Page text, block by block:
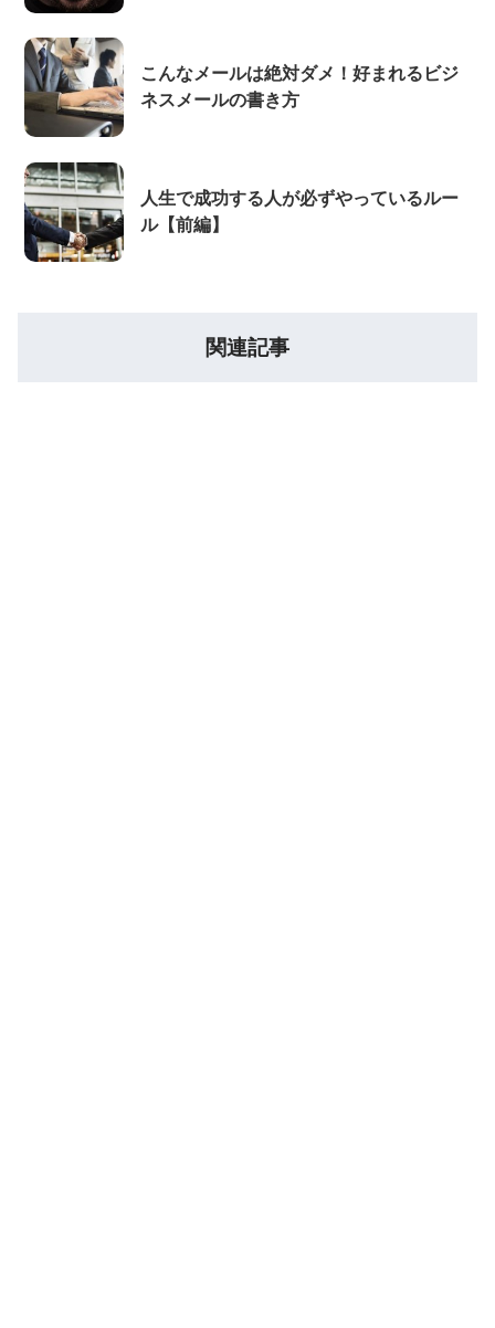
こんなメールは絶対ダメ！好まれるビジ
ネスメールの書き方
人生で成功する人が必ずやっているルー
ル【前編】
関連記事